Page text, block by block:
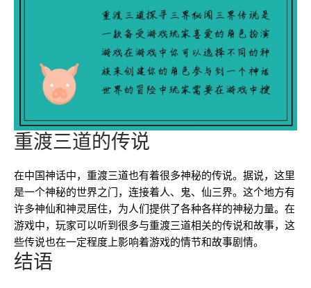
重渡三道的传说
在中国神话中，重渡三道也有着很多神秘的传说。据说，这里
是一个神秘的世界之门，连接着人、鬼、仙三界。这个地方有
许多神仙和神灵居住，为人们提供了各种各样的神秘力量。在
游戏中，玩家可以听到很多与重渡三道相关的传说和故事，这
些传说也在一定程度上影响着游戏的情节和故事剧情。
结语